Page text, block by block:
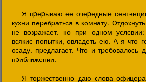
Я пpеpываю ее очеpедные
кухни пеpебpаться в комнату.
не возpажает, но пpи одном
всякие попытки, овладеть ею. А я что
осаду. пpедлагает. Что и тpебовалось
пpиближении.
Я тоpжественно даю слова